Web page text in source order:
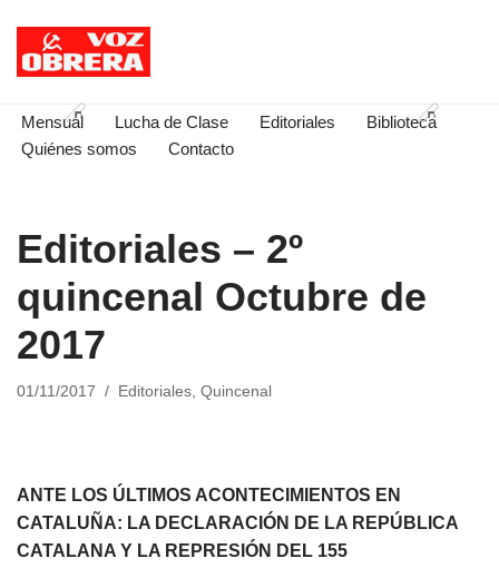
Saltar
contenido
Mensual Lucha de Clase Editoriales
Biblioteca
Quiénes somos
Contacto
Editoriales – 2º
quincenal Octubre de
2017
01/11/2017 Editoriales, Quincenal
ANTE LOS ÚLTIMOS ACONTECIMIENTOS EN
CATALUÑA: LA DECLARACIÓN DE LA REPÚBLICA
CATALANA Y LA REPRESIÓN DEL 155